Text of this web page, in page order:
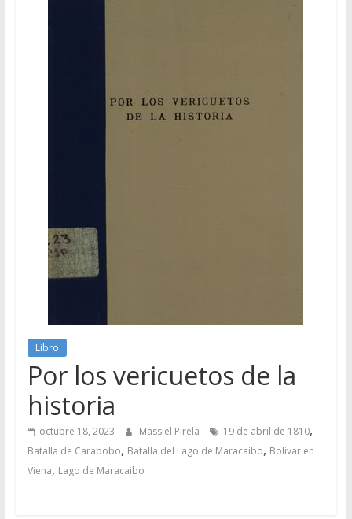
Libro
Por los vericuetos de la
historia
octubre 18, 2023 Massiel Pirela 19 de abril de 1810,
Batalla de Carabobo, Batalla del Lago de Maracaibo, Bolivar en
Viena, Lago de Maracaibo